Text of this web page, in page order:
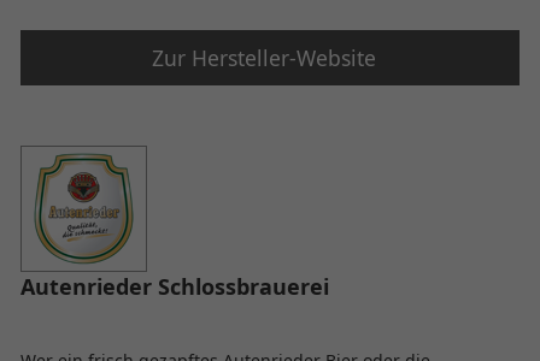
Zur Hersteller-Website
Autenrieder Schlossbrauerei